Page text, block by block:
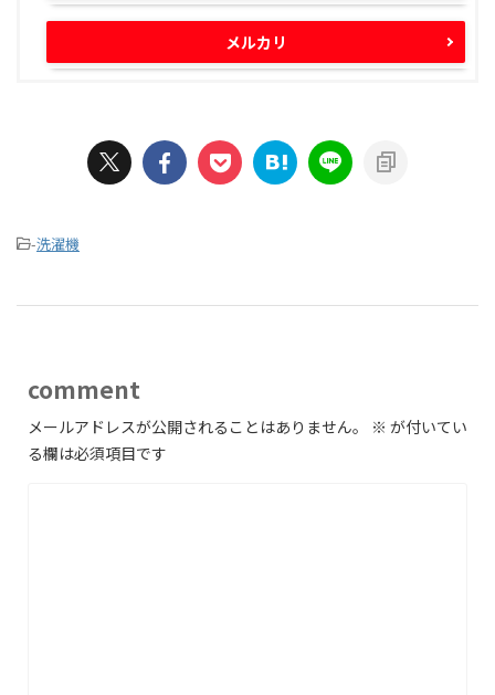
メルカリ
-洗濯機
comment
メールアドレスが公開されることはありません。 ※ が付いてい
る欄は必須項目です